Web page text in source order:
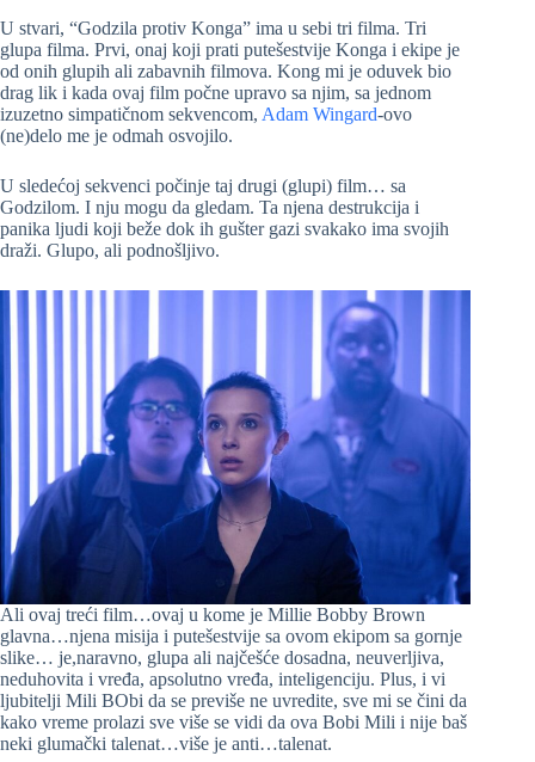
U stvari, “Godzila protiv Konga” ima u sebi tri filma. Tri
glupa filma. Prvi, onaj koji prati putešestvije Konga i ekipe je
od onih glupih ali zabavnih filmova. Kong mi je oduvek bio
drag lik i kada ovaj film počne upravo sa njim, sa jednom
izuzetno simpatičnom sekvencom, Adam Wingard-ovo
(ne)delo me je odmah osvojilo.
U sledećoj sekvenci počinje taj drugi (glupi) film… sa
Godzilom. I nju mogu da gledam. Ta njena destrukcija i
panika ljudi koji beže dok ih gušter gazi svakako ima svojih
draži. Glupo, ali podnošljivo.
Ali ovaj treći film…ovaj u kome je Millie Bobby Brown
glavna…njena misija i putešestvije sa ovom ekipom sa gornje
slike… je,naravno, glupa ali najčešće dosadna, neuverljiva,
neduhovita i vređa, apsolutno vređa, inteligenciju. Plus, i vi
ljubitelji Mili BObi da se previše ne uvredite, sve mi se čini da
kako vreme prolazi sve više se vidi da ova Bobi Mili i nije baš
neki glumački talenat…više je anti…talenat.